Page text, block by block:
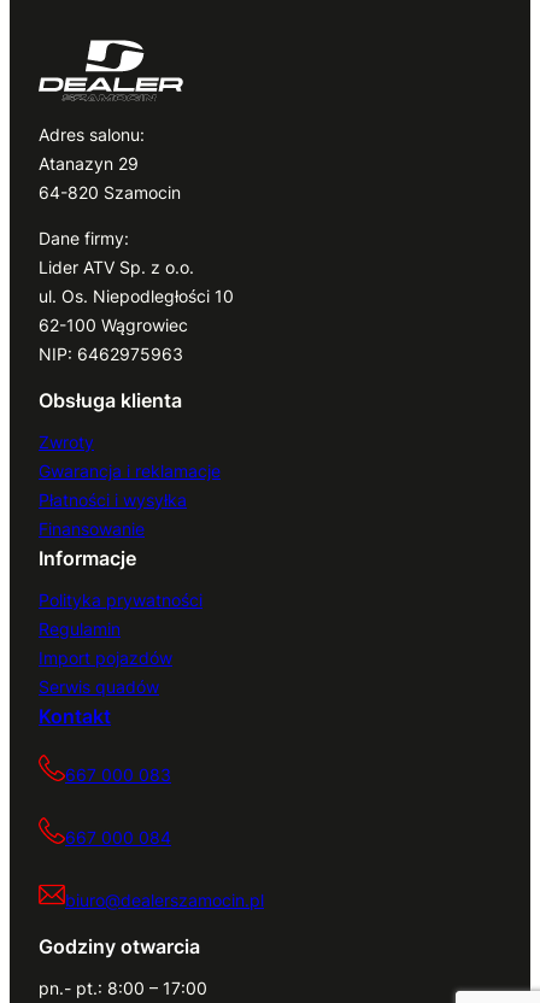
Adres salonu:
Atanazyn 29
64-820 Szamocin
Dane firmy:
Lider ATV Sp. z o.o.
ul. Os. Niepodległości 10
62-100 Wągrowiec
NIP: 6462975963
Obsługa klienta
Zwroty
Gwarancja i reklamacje
Płatności i wysyłka
Finansowanie
Informacje
Polityka prywatności
Regulamin
Import pojazdów
Serwis quadów
Kontakt
667 000 083
667 000 084
biuro@dealerszamocin.pl
Godziny otwarcia
pn.- pt.: 8:00 – 17:00